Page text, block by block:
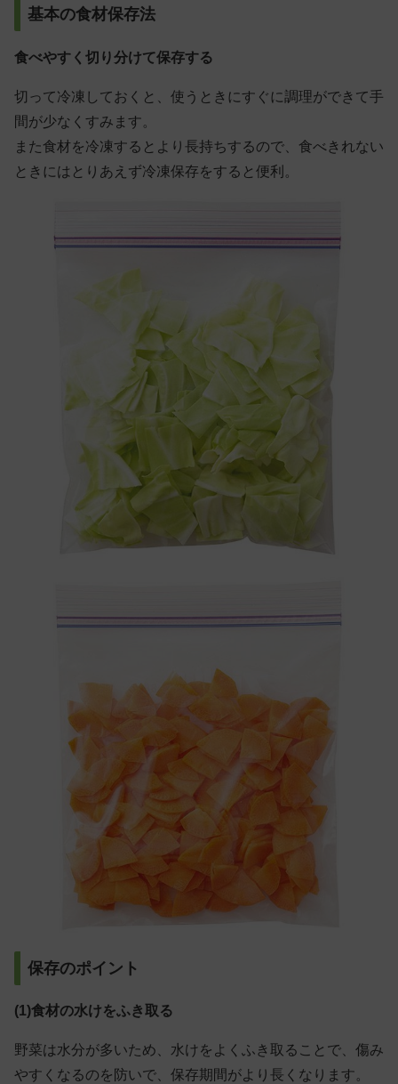
基本の食材保存法
食べやすく切り分けて保存する
切って冷凍しておくと、使うときにすぐに調理ができて手
間が少なくすみます。
また食材を冷凍するとより長持ちするので、食べきれない
ときにはとりあえず冷凍保存をすると便利。
保存のポイント
(1)食材の水けをふき取る
野菜は水分が多いため、水けをよくふき取ることで、傷み
やすくなるのを防いで、保存期間がより長くなります。